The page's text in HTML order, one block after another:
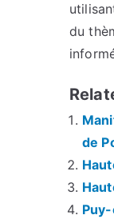
du
de